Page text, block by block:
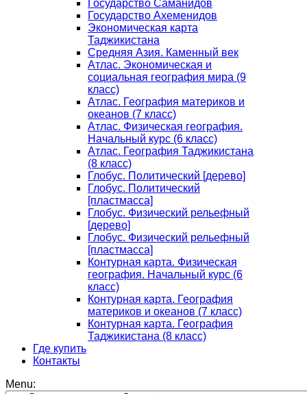
Государство Саманидов
Государство Ахеменидов
Экономическая карта
Таджикистана
Средняя Азия. Каменный век
Атлас. Экономическая и
социальная география мира (9
класс)
Атлас. География материков и
океанов (7 класс)
Атлас. Физическая география.
Начальный курс (6 класс)
Атлас. География Таджикистана
(8 класс)
Глобус. Политический [дерево]
Глобус. Политический
[пластмасса]
Глобус. Физический рельефный
[дерево]
Глобус. Физический рельефный
[пластмасса]
Контурная карта. Физическая
география. Начальный курс (6
класс)
Контурная карта. География
материков и океанов (7 класс)
Контурная карта. География
Таджикистана (8 класс)
Где купить
Контакты
Menu: